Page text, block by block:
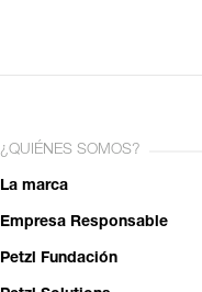
¿QUIÉNES SOMOS?
La marca
Empresa Responsable
Petzl Fundación